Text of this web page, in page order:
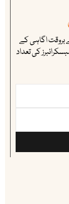
بروقت اگاہی کے
کی تعداد